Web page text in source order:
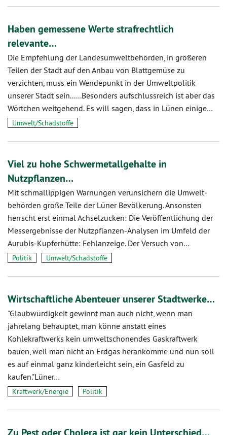
Haben gemessene Werte strafrechtlich
relevante…
Die Empfehlung der Landesumweltbehörden, in größeren
Teilen der Stadt auf den Anbau von Blattgemüse zu
verzichten, muss ein Wendepunkt in der Umweltpolitik
unserer Stadt sein......Besonders aufschlussreich ist aber das
Wörtchen weitgehend. Es will sagen, dass in Lünen einige…
Umwelt/Schadstoffe
Viel zu hohe Schwermetallgehalte in
Nutzpflanzen…
Mit schmal­lippigen Warnungen verunsichern die Umwelt­
behörden große Teile der Lüner Bevölkerung. Ansonsten
herrscht erst einmal Achsel­zucken: Die Veröffent­lichung der
Mess­ergebnisse der Nutz­pflanzen-Analysen im Umfeld der
Aurubis-Kupferhütte: Fehlanzeige. Der Versuch von…
Politik Umwelt/Schadstoffe
Wirtschaftliche Abenteuer unserer Stadtwerke…
"Glaubwürdigkeit gewinnt man auch nicht, wenn man
jahrelang behauptet, man könne anstatt eines
Kohlekraftwerks kein umweltschonendes Gaskraftwerk
bauen, weil man nicht an Erdgas herankomme und nun soll
es auf einmal ganz kinderleicht sein, ein Gasfeld zu
kaufen."Lüner…
Kraftwerk/Energie Politik